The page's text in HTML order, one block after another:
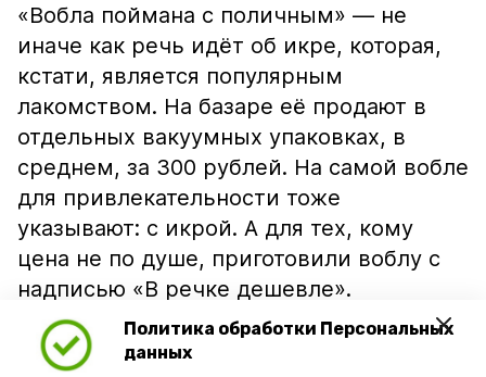
Политика обработки Персональных
данных
«Вобла поймана с поличным» — не
иначе как речь идёт об икре, которая,
кстати, является популярным
лакомством. На базаре её продают в
отдельных вакуумных упаковках, в
среднем, за 300 рублей. На самой вобле
для привлекательности тоже
указывают: с икрой. А для тех, кому
цена не по душе, приготовили воблу с
надписью «В речке дешевле».